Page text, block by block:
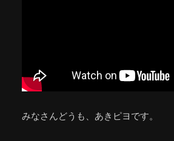
みなさんどうも、あきピヨです。